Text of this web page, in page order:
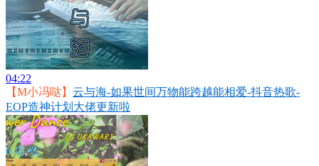
04:22
【M小冯哒】 云与海-如果世间万物能跨越能相爱-抖音热歌-
EOP造神计划大佬更新啦